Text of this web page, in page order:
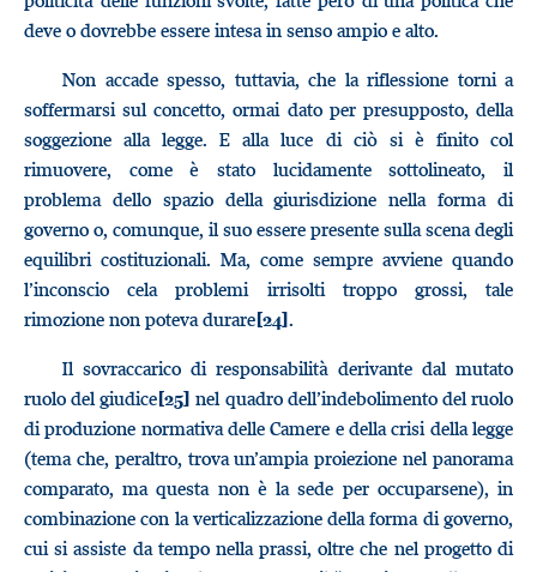
deve o dovrebbe essere intesa in senso ampio e alto.
Non accade spesso, tuttavia, che la riflessione torni a
soffermarsi sul concetto, ormai dato per presupposto, della
soggezione alla legge. E alla luce di ciò si è finito col
rimuovere, come è stato lucidamente sottolineato, il
problema dello spazio della giurisdizione nella forma di
governo o, comunque, il suo essere presente sulla scena degli
equilibri costituzionali. Ma, come sempre avviene quando
l’inconscio cela problemi irrisolti troppo grossi, tale
rimozione non poteva durare[24].
Il sovraccarico di responsabilità derivante dal mutato
ruolo del giudice[25] nel quadro dell’indebolimento del ruolo
di produzione normativa delle Camere e della crisi della legge
(tema che, peraltro, trova un’ampia proiezione nel panorama
comparato, ma questa non è la sede per occuparsene), in
combinazione con la verticalizzazione della forma di governo,
cui si assiste da tempo nella prassi, oltre che nel progetto di